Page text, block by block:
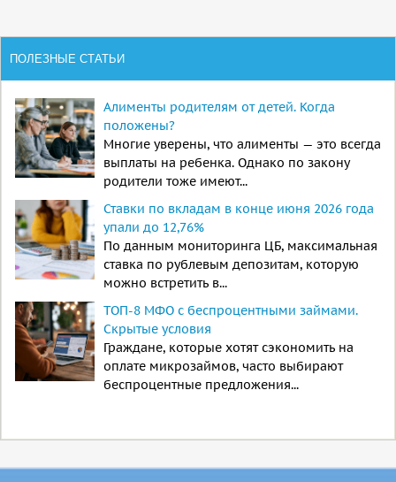
ПОЛЕЗНЫЕ СТАТЬИ
Алименты родителям от детей. Когда
положены?
Многие уверены, что алименты — это всегда
выплаты на ребенка. Однако по закону
родители тоже имеют...
Ставки по вкладам в конце июня 2026 года
упали до 12,76%
По данным мониторинга ЦБ, максимальная
ставка по рублевым депозитам, которую
можно встретить в...
ТОП-8 МФО с беспроцентными займами.
Скрытые условия
Граждане, которые хотят сэкономить на
оплате микрозаймов, часто выбирают
беспроцентные предложения...